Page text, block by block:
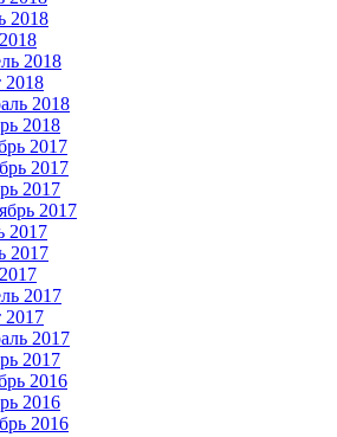
2018
2018
2018
2018
2017
2017
2017
2017
2017
2017
2017
2017
2017
2016
2016
2016